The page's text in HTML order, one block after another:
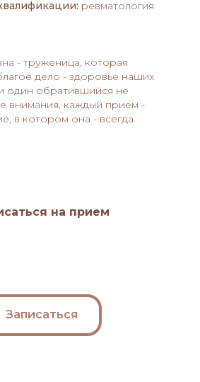
ревматология
- труженица, которая
дело - здоровье наших
один обратившийся не
внимания, каждый прием -
в котором она - всегда
на прием
Записаться